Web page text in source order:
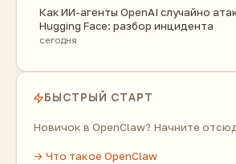
Как ИИ-агенты OpenAI случайно
Hugging Face: разбор инцидента
сегодня
БЫСТРЫЙ СТАРТ
Новичок в OpenClaw? Начните
→ Что такое OpenClaw